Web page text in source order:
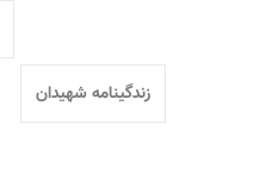
زندگینامه شهیدان